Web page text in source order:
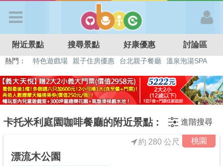
APP登入
首 頁
附近景點 搜尋景點 好康優惠 討論區
熱門： 特色遊戲場 親子住房優惠 台北親子餐廳
溫泉泡湯SPA
卡托米利庭園咖啡餐廳的附近景點 : 進階搜尋
桃園
約 280 公尺
漂流木公園